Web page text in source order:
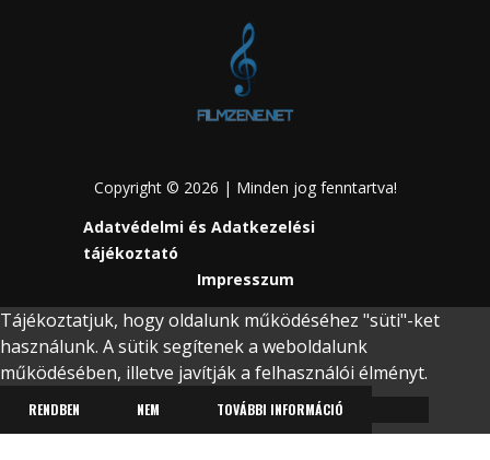
Copyright © 2026 | Minden jog fenntartva!
Adatvédelmi és Adatkezelési
tájékoztató
Impresszum
Tájékoztatjuk, hogy oldalunk működéséhez "süti"-ket
használunk. A sütik segítenek a weboldalunk
működésében, illetve javítják a felhasználói élményt.
RENDBEN NEM TOVÁBBI INFORMÁCIÓ